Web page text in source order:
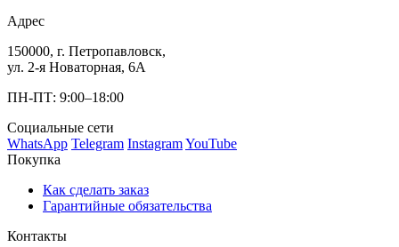
Адрес
150000, г. Петропавловск,
ул. 2-я Новаторная, 6А
ПН-ПТ: 9:00–18:00
Социальные сети
WhatsApp Telegram InstagramYouTube
Покупка
Как сделать заказ
Гарантийные обязательства
Контакты